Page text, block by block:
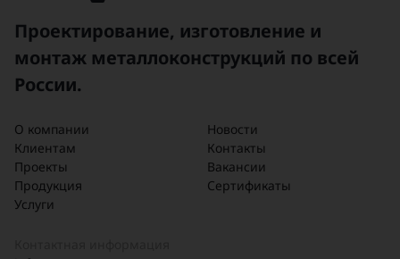
Проектирование, изготовление и
монтаж металлоконструкций по всей
России.
О компании
Клиентам
Проекты
Продукция
Услуги
Новости
Контакты
Вакансии
Сертификаты